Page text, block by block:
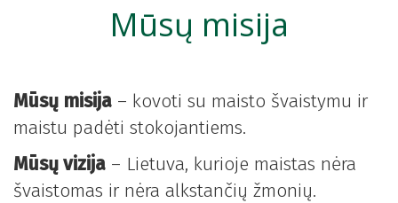
Mūsų misija
Mūsų misija – kovoti su maisto švaistymu ir
maistu padėti stokojantiems.
Mūsų vizija – Lietuva, kurioje maistas nėra
švaistomas ir nėra alkstančių žmonių.